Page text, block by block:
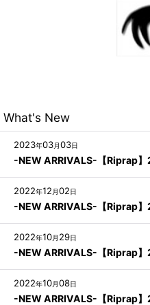
What's New
2023年03月03日
-NEW ARRIVALS-【Riprap
2022年12 月02日
-NEW ARRIVALS-【Riprap
2022年10月 29日
-NEW ARRIVALS-【Riprap
2022年10月08日
-NEW ARRIVALS-【Riprap